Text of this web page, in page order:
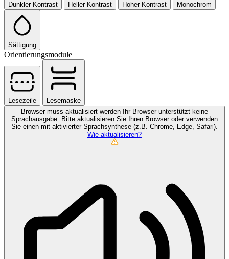
Dunkler Kontrast Heller Kontrast Hoher Kontrast Monochrom
Sättigung
Orientierungsmodule
Lesezeile
Lesemaske
Browser muss aktualisiert werden
Ihr Browser unterstützt keine
Sprachausgabe. Bitte aktualisieren Sie Ihren Browser oder verwenden
Sie einen mit aktivierter Sprachsynthese (z.B. Chrome, Edge, Safari).
Wie aktualisieren?